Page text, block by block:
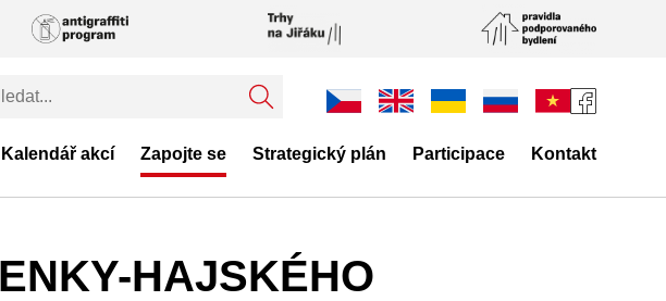
Kalendář akcí Zapojte se Strategický plán Participace Kontakt
HAJSKÉHO